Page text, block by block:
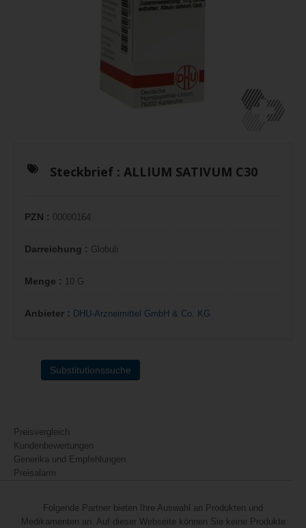
Steckbrief : ALLIUM SATIVUM C30
PZN : 00000164
Darreichung : Globuli
Menge : 10 G
Anbieter : DHU-Arzneimittel GmbH & Co. KG
Substitutionssuche
Preisvergleich
Kundenbewertungen
Generika und Empfehlungen
Preisalarm
Folgende Partner bieten Ihre Auswahl an Produkten und
Medikamenten an. Auf dieser Webseite können Sie keine Produkte